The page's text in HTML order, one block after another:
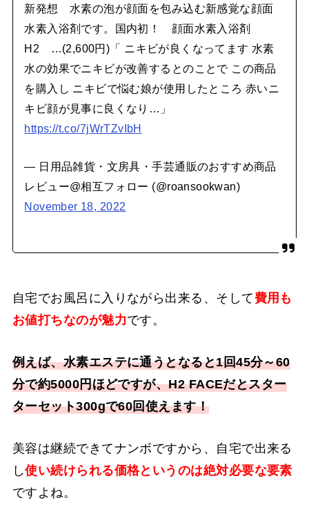
新発想 水素の泡が顔面を包み込む新感覚な顔面
水素入浴剤です。国内初！ 顔面水素入浴剤
H2 …(2,600円)「 ニキビが良くなってます 水素
水の効果でニキビが改善するとのことで この商品
を購入し ニキビで悩む娘が使用したところ 赤いニ
キビ顔が見事に良くなり…」
https://t.co/7jWrTZvIbH
— 日用品雑貨・文房具・手芸通販のおすすめ商品
レビュー@相互フォロー (@roansookwan)
November 18, 2022
自宅でお風呂に入りながら出来る、そして費用も
お値打ちなのが魅力です。
例えば、水素エステに通うとなると1回45分～60
分で約5000円ほどですが、H2 FACEだとスター
ターセット300gで60回使えます！
美容は継続できてナンボですから、自宅で出来る
し使い続けられる価格というのは絶対必要な要素
ですよね。